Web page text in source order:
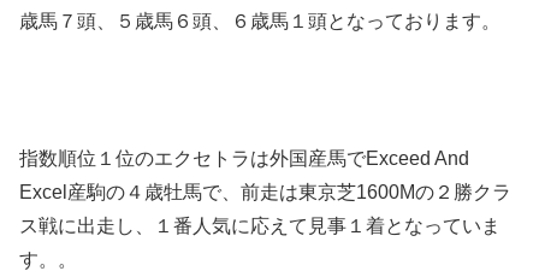
歳馬７頭、５歳馬６頭、６歳馬１頭となっております。
指数順位１位のエクセトラは外国産馬でExceed And
Excel産駒の４歳牡馬で、前走は東京芝1600Mの２勝クラ
ス戦に出走し、１番人気に応えて見事１着となっていま
す。。